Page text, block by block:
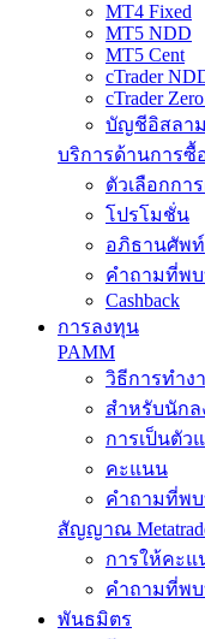
MT4 Fixed
MT5 NDD
MT5 Cent
cTrader
cTrader
บัญชีอิสลาม
บริการด้านการซื้
ตัวเลือกกา
โปรโมชั่น
อภิธานศัพท์
คำถามที่พ
Cashback
การลงทุน
PAMM
วิธีการทำง
สำหรับนักล
การเป็นตัว
คะแนน
คำถามที่พ
สัญญาณ
การให้คะ
คำถามที่พ
พันธมิตร